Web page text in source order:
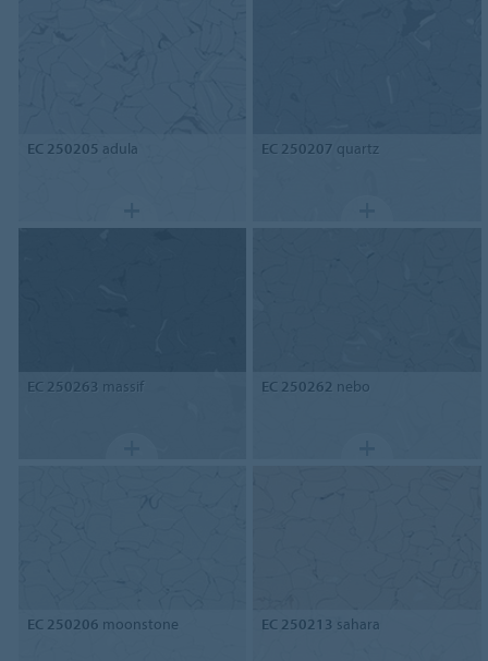
EC 250205 adula EC 250207 quartz
EC 250263 massif EC 250262 nebo
EC 250206 moonstone EC 250213 sahara